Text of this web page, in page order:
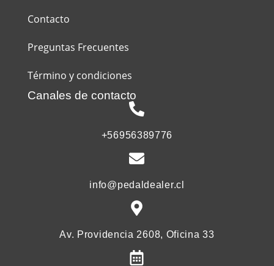
Contacto
Preguntas Frecuentes
Término y condiciones
Canales de contacto
+56956389776
info@pedaldealer.cl
Av. Providencia 2608, Oficina 33